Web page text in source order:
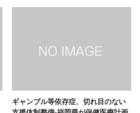
ギャンブル等依存症、切れ目のない